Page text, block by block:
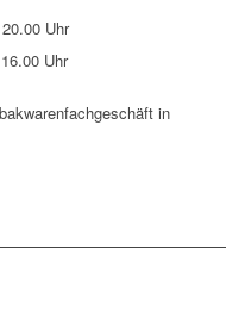
Uhr
Uhr
in